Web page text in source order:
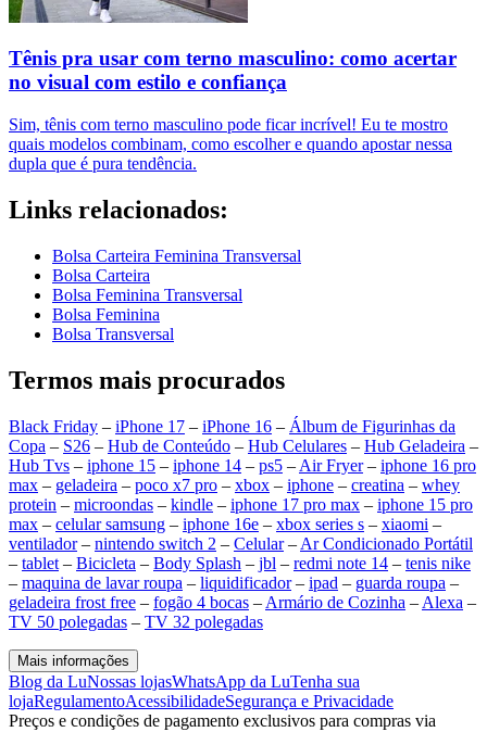
Tênis pra usar com terno masculino: como acertar
no visual com estilo e confiança
Sim, tênis com terno masculino pode ficar incrível! Eu te mostro
quais modelos combinam, como escolher e quando apostar nessa
dupla que é pura tendência.
Links relacionados:
Bolsa Carteira Feminina Transversal
Bolsa Carteira
Bolsa Feminina Transversal
Bolsa Feminina
Bolsa Transversal
Termos mais procurados
Black Friday – iPhone 17 – iPhone 16 – Álbum de Figurinhas da
Copa – S26 – Hub de Conteúdo – Hub Celulares – Hub Geladeira –
Hub Tvs – iphone 15 – iphone 14 – ps5 – Air Fryer– iphone 16 pro
max – geladeira – poco x7 pro – xbox – iphone – creatina – whey
protein – microondas – kindle – iphone 17 pro max – iphone 15 pro
max – celular samsung – iphone 16e – xbox series s – xiaomi –
ventilador– nintendo switch 2 – Celular– Ar Condicionado Portátil
– tablet – Bicicleta – Body Splash – jbl – redmi note 14 – tenis nike
– maquina de lavar roupa – liquidificador– ipad – guarda roupa –
geladeira frost free – fogão 4 bocas – Armário de Cozinha – Alexa –
TV 50 polegadas – TV 32 polegadas
Mais informações
Blog da LuNossas lojasWhatsApp da LuTenha sua
lojaRegulamentoAcessibilidadeSegurança e Privacidade
Preços e condições de pagamento exclusivos para compras via